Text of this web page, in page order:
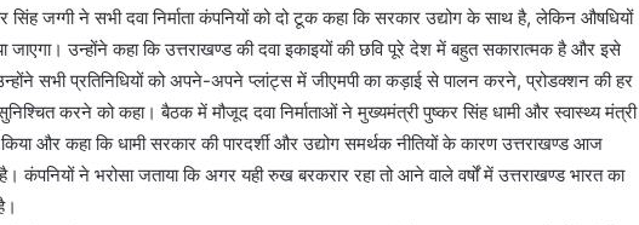
जग्गी ने सभी दवा निर्माता कंपनियों को दो टूक कहा कि सरकार उद्योग के साथ है, लेकिन औषधियों
जाएगा। उन्होंने कहा कि उत्तराखण्ड की दवा इकाइयों की छवि पूरे देश में बहुत सकारात्मक है और इसे
सभी प्रतिनिधियों को अपने-अपने प्लांट्स में जीएमपी का कड़ाई से पालन करने, प्रोडक्शन की हर
करने को कहा। बैठक में मौजूद दवा निर्माताओं ने मुख्यमंत्री पुष्कर सिंह धामी और स्वास्थ्य मंत्री
और कहा कि धामी सरकार की पारदर्शी और उद्योग समर्थक नीतियों के कारण उत्तराखण्ड आज
कंपनियों ने भरोसा जताया कि अगर यही रुख बरकरार रहा तो आने वाले वर्षों में उत्तराखण्ड भारत का